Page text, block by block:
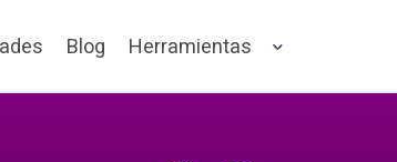
Blog Herramientas